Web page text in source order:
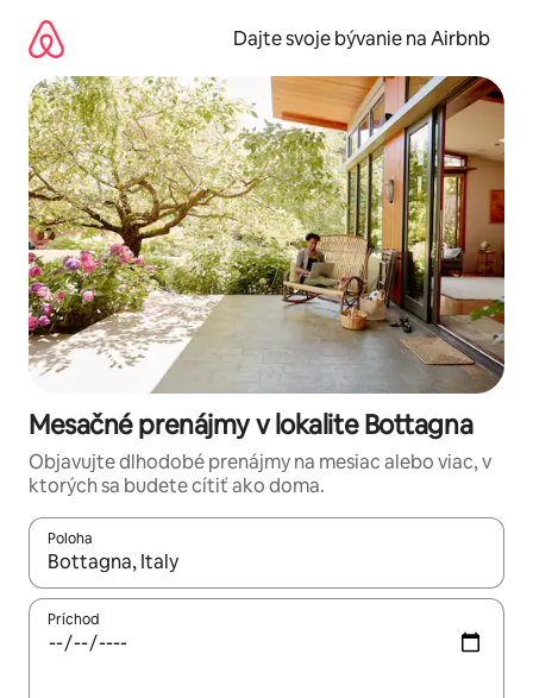
obsah.
Dajte svoje bývanie na Airbnb
Mesačné prenájmy v lokalite Bottagna
Objavujte dlhodobé prenájmy na mesiac alebo viac, v
ktorých sa budete cítiť ako doma.
Poloha
Keď budú výsledky k dispozícii, môžete si ich prechádzať
Príchod